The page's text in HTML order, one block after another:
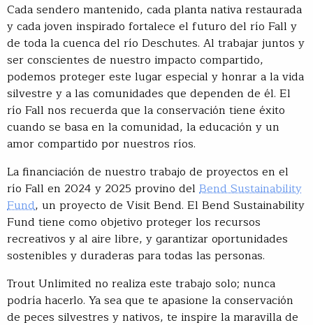
Cada sendero mantenido, cada planta nativa restaurada
y cada joven inspirado fortalece el futuro del río Fall y
de toda la cuenca del río Deschutes. Al trabajar juntos y
ser conscientes de nuestro impacto compartido,
podemos proteger este lugar especial y honrar a la vida
silvestre y a las comunidades que dependen de él. El
río Fall nos recuerda que la conservación tiene éxito
cuando se basa en la comunidad, la educación y un
amor compartido por nuestros ríos.
La financiación de nuestro trabajo de proyectos en el
río Fall en 2024 y 2025 provino del Bend Sustainability
Fund, un proyecto de Visit Bend. El Bend Sustainability
Fund tiene como objetivo proteger los recursos
recreativos y al aire libre, y garantizar oportunidades
sostenibles y duraderas para todas las personas.
Trout Unlimited no realiza este trabajo solo; nunca
podría hacerlo. Ya sea que te apasione la conservación
de peces silvestres y nativos, te inspire la maravilla de